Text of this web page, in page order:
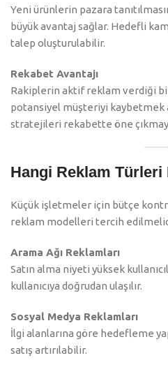
Yeni ürünlerin pazara
büyük avantaj sağlar. Hedefli
talep oluşturulabilir.
Rekabet Avantajı
Rakiplerin aktif reklam verdiği
potansiyel müşteriyi kaybetmek
stratejileri rekabette öne
Hangi Reklam
Küçük işletmeler için bütçe
reklam modelleri tercih
Arama Ağı Reklamları
Satın alma niyeti yüksek
kullanıcıya doğrudan ulaşılır.
Sosyal Medya Reklamları
İlgi alanlarına göre hedefleme
satış artırılabilir.